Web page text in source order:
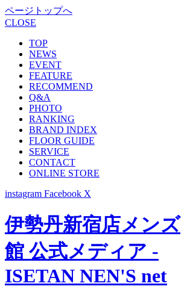
ページトップへ
CLOSE
TOP
NEWS
EVENT
FEATURE
RECOMMEND
Q&A
PHOTO
RANKING
BRAND INDEX
FLOOR GUIDE
SERVICE
CONTACT
ONLINE STORE
instagram Facebook X
伊勢丹新宿店メンズ
館 公式メディア -
ISETAN NEN'S net